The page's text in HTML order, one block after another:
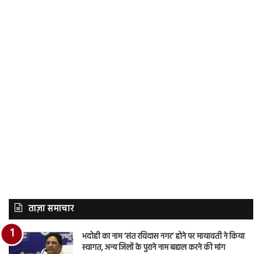
ताज़ा समाचार
भदोही का नाम ‘संत रविदास नगर’ होने पर मायावती ने किया
स्वागत, अन्य जिलों के पुराने नाम बहाल करने की मांग